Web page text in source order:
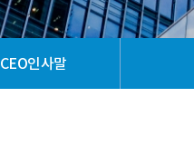
CEO인사말